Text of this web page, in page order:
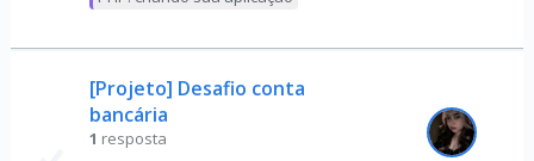
[Projeto] Desafio conta
bancária
1 resposta